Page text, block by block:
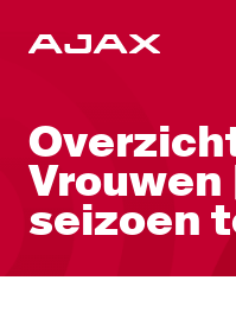
Vrouwen
seizoen